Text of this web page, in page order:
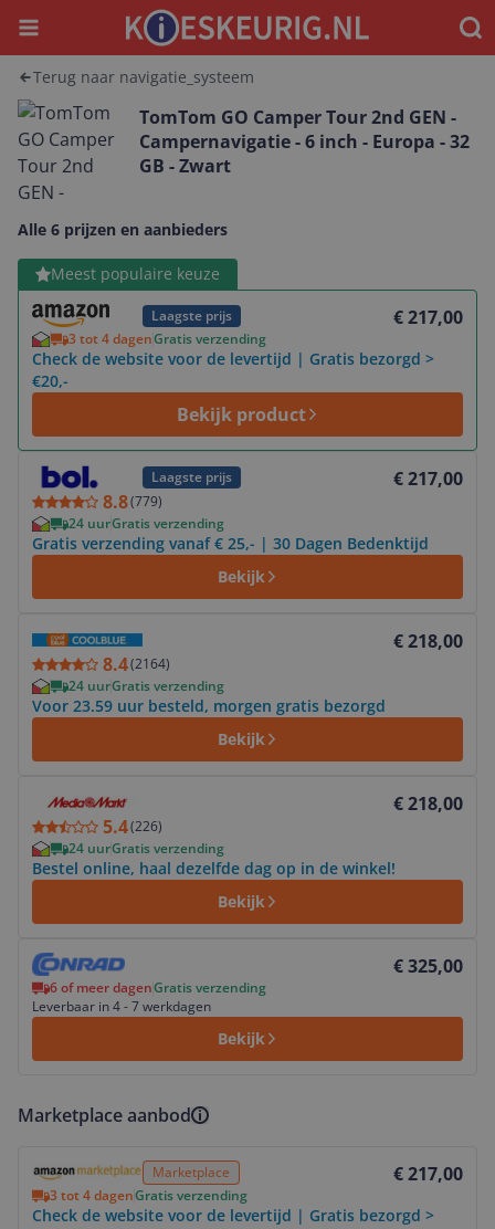
Menu
Terug naar navigatie_systeem
TomTom GO Camper Tour 2nd GEN -
Campernavigatie - 6 inch - Europa - 32
GB - Zwart
Alle 6 prijzen en aanbieders
Meest populaire keuze
Laagste prijs € 217,00
3 tot 4 dagenGratis verzending
Check de website voor de levertijd | Gratis bezorgd >
€20,-
Bekijk product
Bekijk product
Laagste prijs
8.8(779)
€ 217,00
24 uurGratis verzending
Gratis verzending vanaf € 25,- | 30 Dagen Bedenktijd
Bekijk
Bekijk product
8.4(2164)
€ 218,00
24 uurGratis verzending
Voor 23.59 uur besteld, morgen gratis bezorgd
Bekijk
5.4(226)
€ 218,00
24 uurGratis verzending
Bestel online, haal dezelfde dag op in de winkel!
Bekijk
€ 325,00
6 of meer dagenGratis verzending
Leverbaar in 4 - 7 werkdagen
Bekijk
Bekijk product
Marketplace aanbod
Marketplace € 217,00
3 tot 4 dagenGratis verzending
Check de website voor de levertijd | Gratis bezorgd >